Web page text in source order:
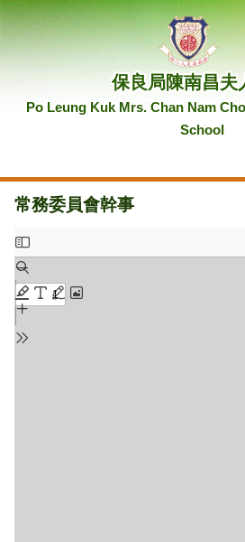
保良局陳南昌夫
Po Leung Kuk Mrs. Chan Nam
School
常務委員會幹事